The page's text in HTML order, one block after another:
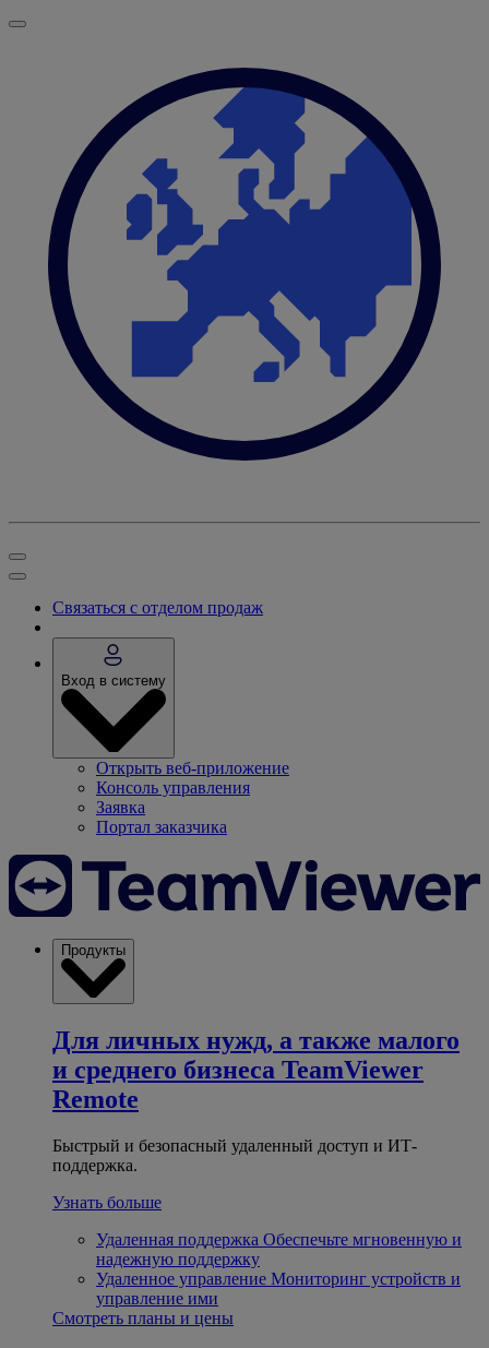
Связаться с отделом продаж
Вход в систему
Открыть веб-приложение
Консоль управления
Заявка
Портал заказчика
Продукты
Для личных нужд, а также малого
и среднего бизнеса TeamViewer
Remote
Быстрый и безопасный удаленный доступ и ИТ-
поддержка.
Узнать больше
Удаленная поддержка Обеспечьте мгновенную и
надежную поддержку
Удаленное управление Мониторинг устройств и
управление ими
Смотреть планы и цены